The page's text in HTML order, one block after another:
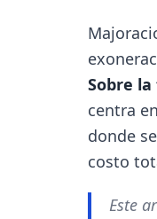
Sobre
centra
donde
costo
Este